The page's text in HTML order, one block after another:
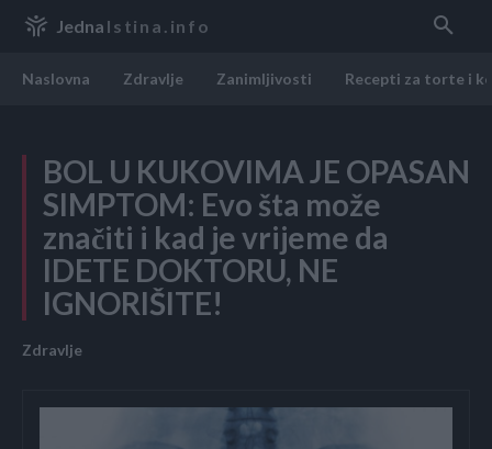
Jedna Istina.info
Naslovna Zdravlje Zanimljivosti Recepti za torte i
BOL U KUKOVIMA JE OPASAN
SIMPTOM: Evo šta može
značiti i kad je vrijeme da
IDETE DOKTORU, NE
IGNORIŠITE!
Zdravlje